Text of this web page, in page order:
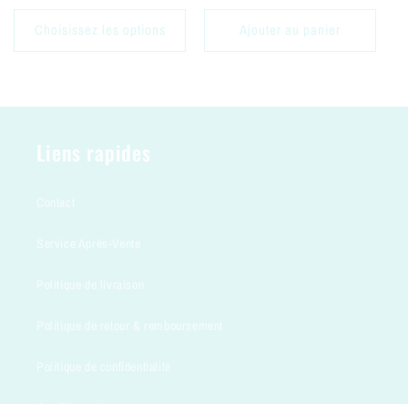
régulier
Choisissez les options
régulier
Ajouter au panier
Liens rapides